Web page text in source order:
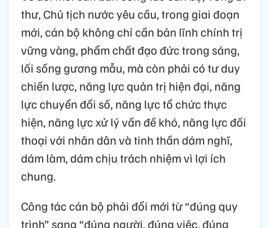
thư, Chủ tịch nước yêu cầu, trong giai đoạn
mới, cán bộ không chỉ cần bản lĩnh chính trị
vững vàng, phẩm chất đạo đức trong sáng,
lối sống gương mẫu, mà còn phải có tư duy
chiến lược, năng lực quản trị hiện đại, năng
lực chuyển đổi số, năng lực tổ chức thực
hiện, năng lực xử lý vấn đề khó, năng lực đối
thoại với nhân dân và tinh thần dám nghĩ,
dám làm, dám chịu trách nhiệm vì lợi ích
chung.
Công tác cán bộ phải đổi mới từ “đúng quy
trình” sang “đúng người, đúng việc, đúng